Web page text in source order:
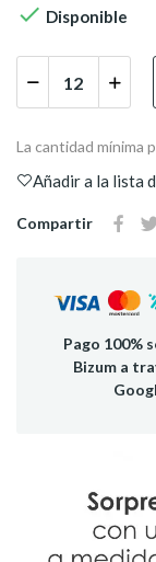
 Disponible
La cantidad mínima
Añadir a la lista
Compartir
Pago 100%
Bizum a